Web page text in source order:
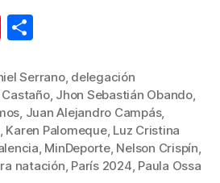
Pi
er
e
st
m
p
ar
tir
Serrano, delegación
, Jhon Sebastián Obando,
, Juan Alejandro Campás,
, Karen Palomeque, Luz Cristina
, MinDeporte, Nelson Crispín,
natación, París 2024, Paula Ossa